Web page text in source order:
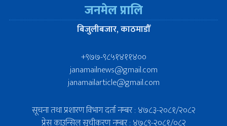
जनमेल प्रालि
बिजुलीबजार, काठमाडौँ
+९७७-९८५१४११४००
janamailnews@gmail.com
janamailarticle@gmail.com
सूचना तथा प्रशारण विभाग दर्ता नम्बर : ४७८३-२०८१/२०८२